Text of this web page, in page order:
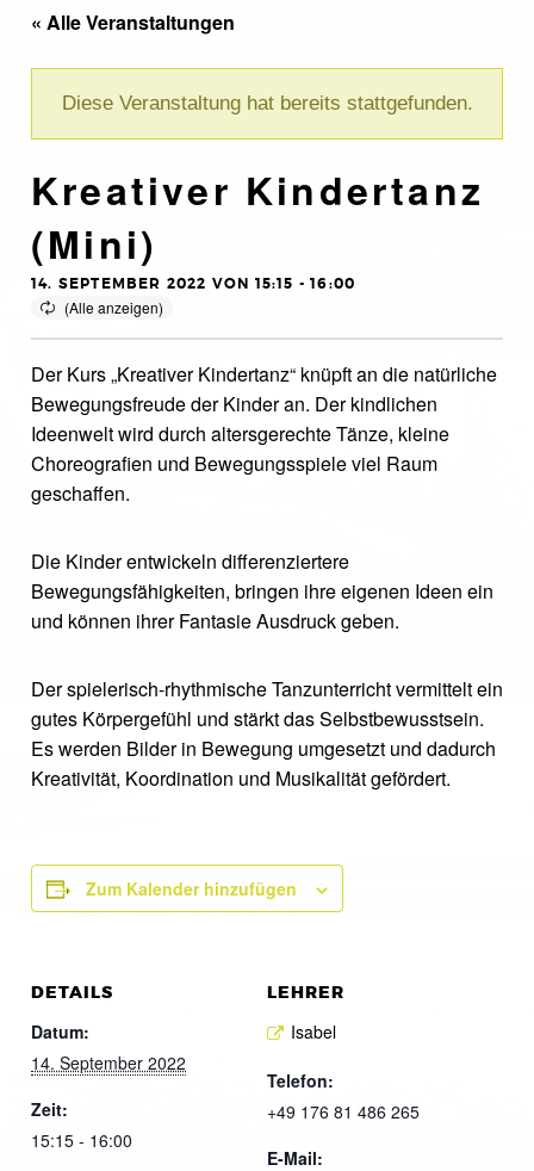
« Alle Veranstaltungen
Diese Veranstaltung hat bereits stattgefunden.
Kreativer Kindertanz
(Mini)
14. SEPTEMBER 2022 VON 15:15 -16:00
Der Kurs „Kreativer Kindertanz“ knüpft an die natürliche
Bewegungsfreude der Kinder an. Der kindlichen
Ideenwelt wird durch altersgerechte Tänze, kleine
Choreografien und Bewegungsspiele viel Raum
geschaffen.
Die Kinder entwickeln differenziertere
Bewegungsfähigkeiten, bringen ihre eigenen Ideen ein
und können ihrer Fantasie Ausdruck geben.
Der spielerisch-rhythmische Tanzunterricht vermittelt ein
gutes Körpergefühl und stärkt das Selbstbewusstsein.
Es werden Bilder in Bewegung umgesetzt und dadurch
Kreativität, Koordination und Musikalität gefördert.
Zum Kalender hinzufügen
DETAILS
Datum:
14. September 2022
Zeit:
15:15 - 16:00
LEHRER
Isabel
Telefon:
+49 176 81 486 265
E-Mail: